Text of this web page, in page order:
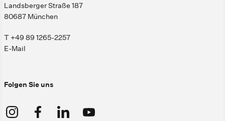
Landsberger Straße 187
80687 München
T +49 89 1265-2257
E-Mail
Folgen Sie uns